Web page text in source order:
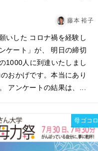
藤本 裕子
いした コロナ禍を経験し
ケート」が、 明日の締切
1000人に到達いたしまし
おかげです。本当にあり
アンケートの結果は、...
母ゴコロ